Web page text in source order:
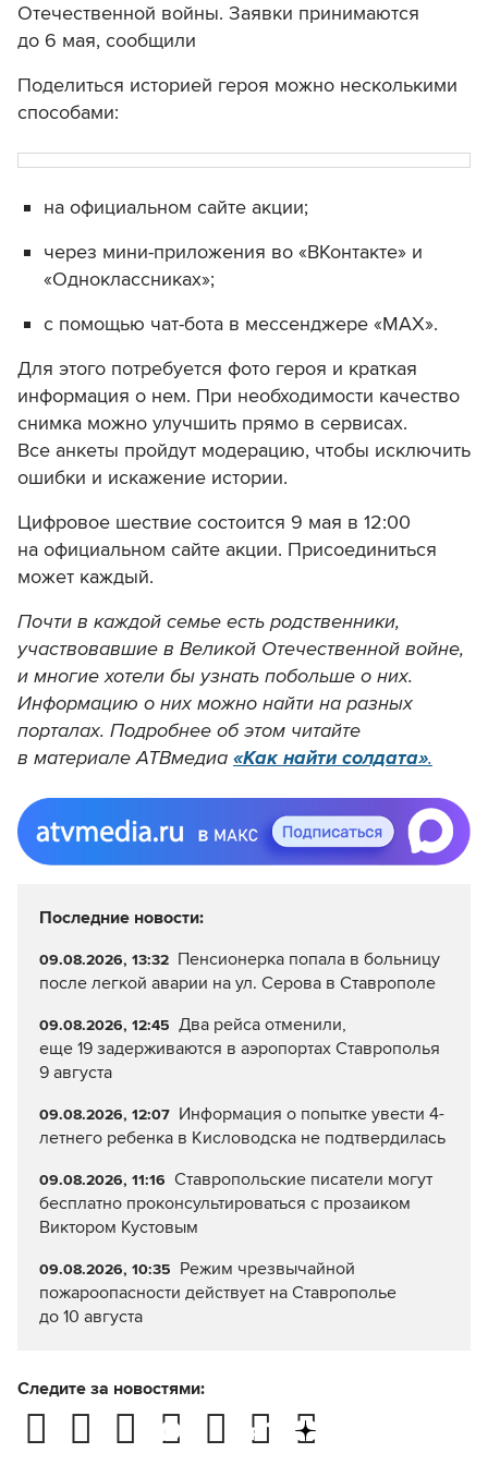
Отечественной войны. Заявки принимаются
до 6 мая, сообщили
Поделиться историей героя можно несколькими
способами:
на официальном сайте акции;
через мини-приложения во «ВКонтакте» и
«Одноклассниках»;
с помощью чат-бота в мессенджере «МАХ».
Для этого потребуется фото героя и краткая
информация о нем. При необходимости качество
снимка можно улучшить прямо в сервисах.
Все анкеты пройдут модерацию, чтобы исключить
ошибки и искажение истории.
Цифровое шествие состоится 9 мая в 12:00
на официальном сайте акции. Присоединиться
может каждый.
Почти в каждой семье есть родственники,
участвовавшие в Великой Отечественной войне,
и многие хотели бы узнать побольше о них.
Информацию о них можно найти на разных
порталах. Подробнее об этом читайте
в материале АТВмедиа «Как найти солдата».
Последние новости:
09.08.2026, 13:32 Пенсионерка попала в больницу
после легкой аварии на ул. Серова в Ставрополе
09.08.2026, 12:45 Два рейса отменили,
еще 19 задерживаются в аэропортах Ставрополья
9 августа
09.08.2026, 12:07 Информация о попытке увести 4-
летнего ребенка в Кисловодска не подтвердилась
09.08.2026, 11:16 Ставропольские писатели могут
бесплатно проконсультироваться с прозаиком
Виктором Кустовым
09.08.2026, 10:35 Режим чрезвычайной
пожароопасности действует на Ставрополье
до 10 августа
Следите за новостями: